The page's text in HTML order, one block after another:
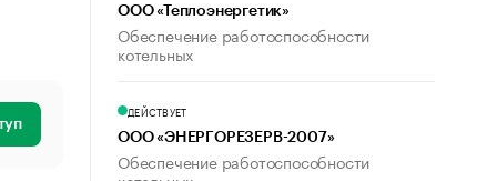
ООО «Теплоэнергетик»
Обеспечение работоспособности
котельных
ДЕЙСТВУЕТ
ООО «ЭНЕРГОРЕЗЕРВ-2007»
Обеспечение работоспособности